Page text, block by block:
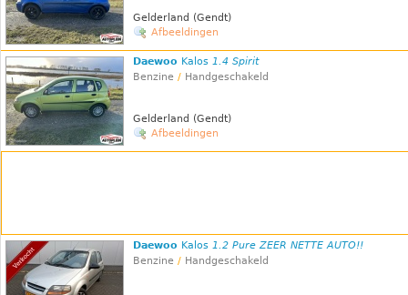
Gelderland (Gendt)
Afbeeldingen
Daewoo Kalos 1.4 Spirit
Benzine / Handgeschakeld
Gelderland (Gendt)
Afbeeldingen
Daewoo Kalos 1.2 Pure ZEER NETTE AUTO!!
Benzine / Handgeschakeld